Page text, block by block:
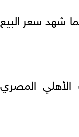
شهد سعر البيع
الأهلي المصري